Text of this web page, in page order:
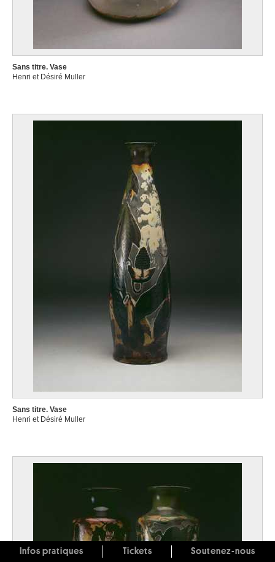
Sans titre. Vase
Henri et Désiré Muller
Sans titre. Vase
Henri et Désiré Muller
Infos pratiques Tickets Soutenez-nous